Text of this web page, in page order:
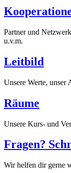
Partner und
u.v.m.
Leitbild
Unsere Werte, unser
Räume
Unsere Kurs- und
Fragen?
Wir helfen dir gerne